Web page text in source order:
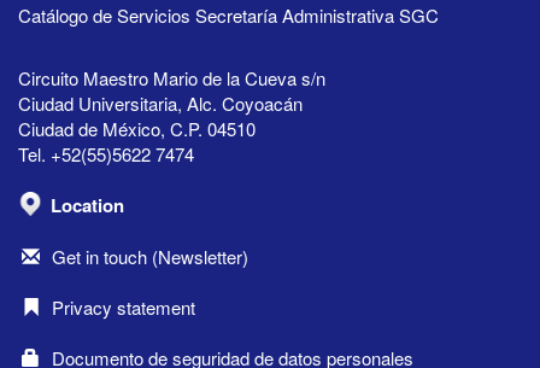
Catálogo de Servicios Secretaría Administrativa SGC
Circuito Maestro Mario de la Cueva s/n
Ciudad Universitaria, Alc. Coyoacán
Ciudad de México, C.P. 04510
Tel. +52(55)5622 7474
Location
Get in touch (Newsletter)
Privacy statement
Documento de seguridad de datos personales